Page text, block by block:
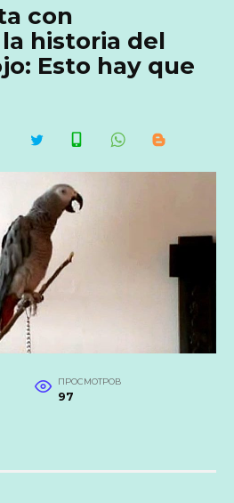
con
historia del
Esto hay que
ПРОСМОТРОВ
97